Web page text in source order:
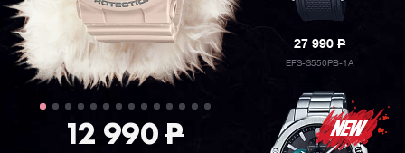
12 990P
27 990P
EFS-S550PB-1A